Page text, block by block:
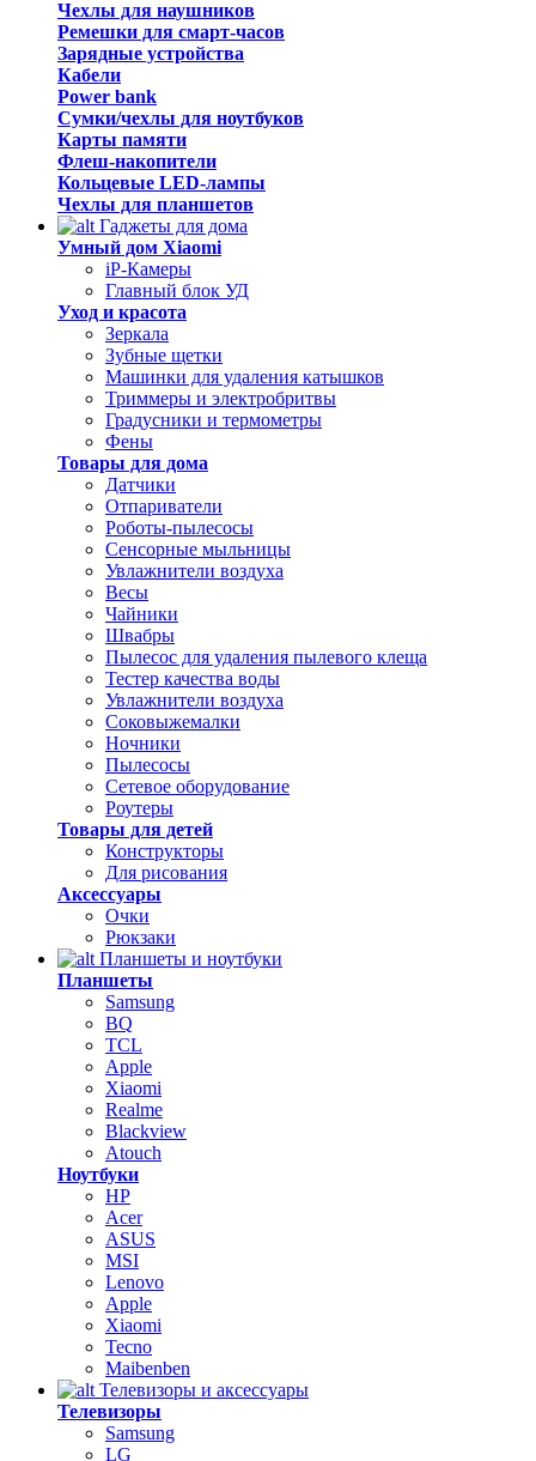
Чехлы для наушников
Ремешки для смарт-часов
Зарядные устройства
Кабели
Power bank
Сумки/чехлы для ноутбуков
Карты памяти
Флеш-накопители
Кольцевые LED-лампы
Чехлы для планшетов
Гаджеты для дома
Умный дом Xiaomi
iP-Камеры
Главный блок УД
Уход и красота
Зеркала
Зубные щетки
Машинки для удаления катышков
Триммеры и электробритвы
Градусники и термометры
Фены
Товары для дома
Датчики
Отпариватели
Роботы-пылесосы
Сенсорные мыльницы
Увлажнители воздуха
Весы
Чайники
Швабры
Пылесос для удаления пылевого клеща
Тестер качества воды
Увлажнители воздуха
Соковыжемалки
Ночники
Пылесосы
Сетевое оборудование
Роутеры
Товары для детей
Конструкторы
Для рисования
Аксессуары
Очки
Рюкзаки
Планшеты и ноутбуки
Планшеты
Samsung
BQ
TCL
Apple
Xiaomi
Realme
Blackview
Atouch
Ноутбуки
HP
Acer
ASUS
MSI
Lenovo
Apple
Xiaomi
Tecno
Maibenben
Телевизоры и аксессуары
Телевизоры
Samsung
LG